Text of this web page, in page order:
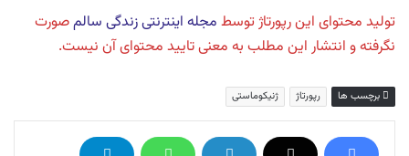
تولید محتوای این رپورتاژ توسط مجله اینترنتی زندگی سالمصورت
نگرفته و انتشار این مطلب به معنی تایید محتوای آن نیست.
برچسب ها رپورتاژ ژنیکوماستی